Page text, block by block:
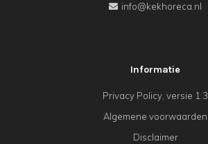
info@kekhoreca.nl
Informatie
Privacy Policy, versie 1.3
Algemene voorwaarden
Disclaimer